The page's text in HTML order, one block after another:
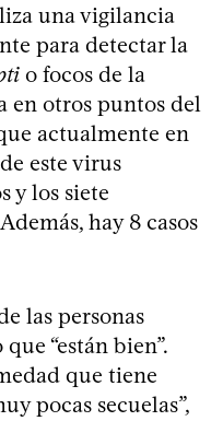
una vigilancia
para detectar la
o focos de la
en otros puntos del
actualmente en
este virus
y los siete
hay 8 casos
las personas
“están bien”.
que tiene
pocas secuelas”,